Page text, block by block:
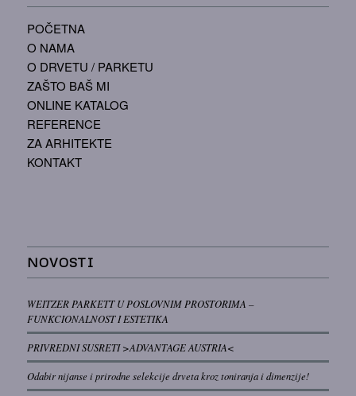
POČETNA
O NAMA
O DRVETU / PARKETU
ZAŠTO BAŠ MI
ONLINE KATALOG
REFERENCE
ZA ARHITEKTE
KONTAKT
NOVOSTI
WEITZER PARKETT U POSLOVNIM PROSTORIMA –
FUNKCIONALNOST I ESTETIKA
PRIVREDNI SUSRETI >ADVANTAGE AUSTRIA<
Odabir nijanse i prirodne selekcije drveta kroz toniranja i dimenzije!